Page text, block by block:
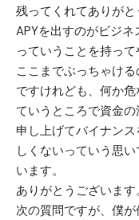
残ってくれてありが
APYを出すのがビジ
っていうことを持って
ここまでぶっちゃけ
ですけれども、何か
ていうところで資金
申し上げてバイナン
しくないっていう思
います。
ありがとうございます。
次の質問ですが、僕